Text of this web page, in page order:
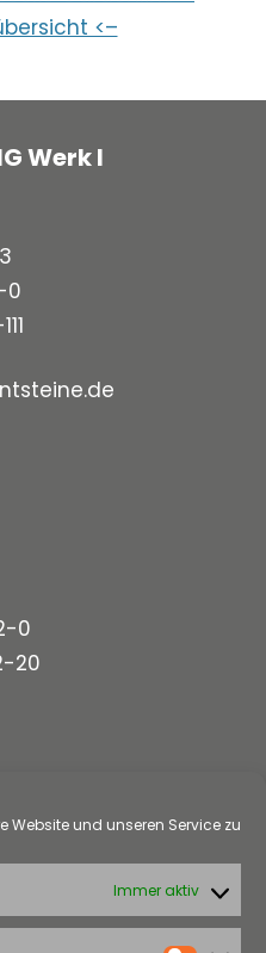
Website und unseren Service zu
Immer aktiv
<–
Werk I
0
0
20
0
22